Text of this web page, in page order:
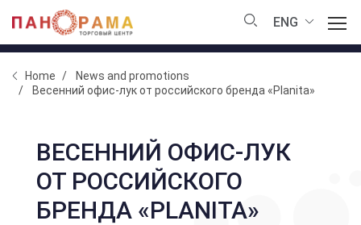
ENG
Home
News and promotions
Весенний офис-лук от российского бренда «Planita»
ВЕСЕННИЙ ОФИС-ЛУК
ОТ РОССИЙСКОГО
БРЕНДА «PLANITA»